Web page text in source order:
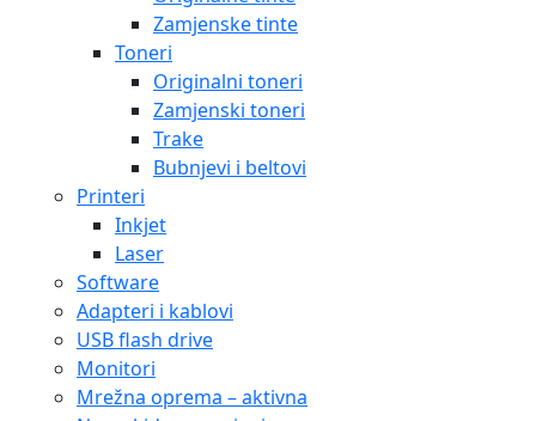
Zamjenske tinte
Toneri
Originalni toneri
Zamjenski toneri
Trake
Bubnjevi i beltovi
Printeri
Inkjet
Laser
Software
Adapteri i kablovi
USB flash drive
Monitori
Mrežna oprema – aktivna